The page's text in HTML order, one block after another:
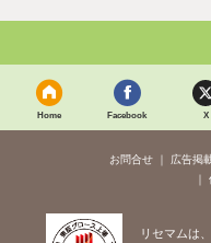
Home Facebook X
お問合せ 広告掲
リセマムは